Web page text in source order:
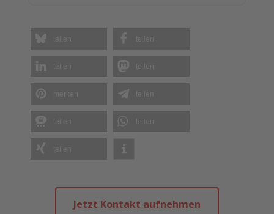
Jetzt Kontakt aufnehmen